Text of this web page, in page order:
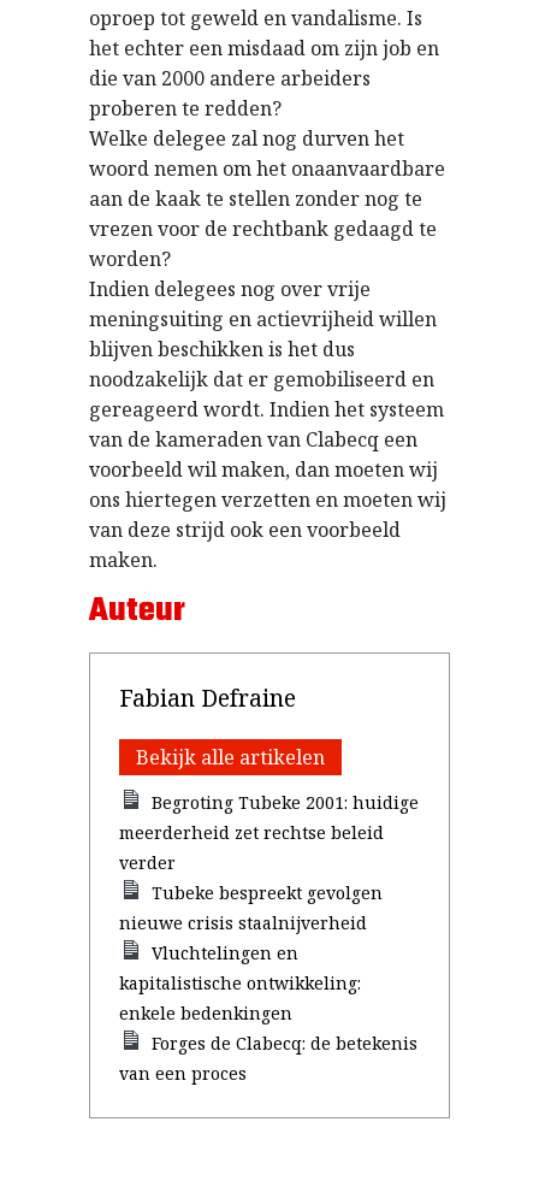
oproep tot geweld en vandalisme. Is
het echter een misdaad om zijn job en
die van 2000 andere arbeiders
proberen te redden?
Welke delegee zal nog durven het
woord nemen om het onaanvaardbare
aan de kaak te stellen zonder nog te
vrezen voor de rechtbank gedaagd te
worden?
Indien delegees nog over vrije
meningsuiting en actievrijheid willen
blijven beschikken is het dus
noodzakelijk dat er gemobiliseerd en
gereageerd wordt. Indien het systeem
van de kameraden van Clabecq een
voorbeeld wil maken, dan moeten wij
ons hiertegen verzetten en moeten wij
van deze strijd ook een voorbeeld
maken.
Auteur
Fabian Defraine
Bekijk alle artikelen
Begroting Tubeke 2001: huidige
meerderheid zet rechtse beleid
verder
Tubeke bespreekt gevolgen
nieuwe crisis staalnijverheid
Vluchtelingen en
kapitalistische ontwikkeling:
enkele bedenkingen
Forges de Clabecq: de betekenis
van een proces